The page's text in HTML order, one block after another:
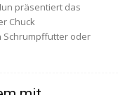
präsentiert das
Chuck
Schrumpffutter oder